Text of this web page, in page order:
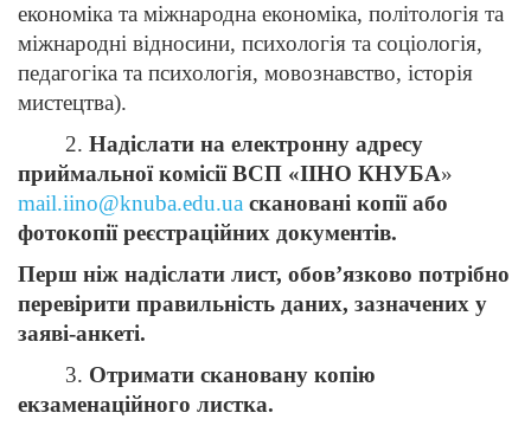
економіка та міжнародна економіка, політологія та
міжнародні відносини, психологія та соціологія,
педагогіка та психологія, мовознавство, історія
мистецтва).
2. Надіслати на електронну адресу
приймальної комісії ВСП «ІІНО КНУБА»
mail.iino@knuba.edu.ua скановані копії або
фотокопії реєстраційних документів.
Перш ніж надіслати лист, обов’язково потрібно
перевірити правильність даних, зазначених у
заяві-анкеті.
3. Отримати скановану копію
екзаменаційного листка.